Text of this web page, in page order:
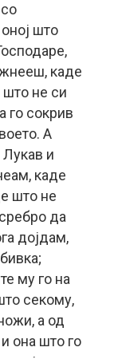
што
каде
не си
го сокрив
А
и
каде
што не
да
дојдам,
му го на
секому,
а од
она што го